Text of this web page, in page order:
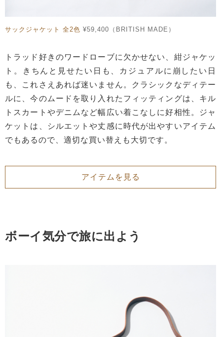
サックジャケット 全2色 ¥59,400（BRITISH MADE）
トラッド好きのワードローブに欠かせない、紺ジャケッ
ト。きちんと見せたい日も、カジュアルに崩したい日
も、これさえあれば迷いません。クラシックなディテー
ルに、今のムードを取り入れたフィッティングは、キル
トスカートやデニムなど幅広い着こなしに好相性。ジャ
ケットは、シルエットや丈感に時代が出やすいアイテム
でもあるので、適切な買い替えも大切です。
アイテムを見る
ボーイ気分で旅に出よう